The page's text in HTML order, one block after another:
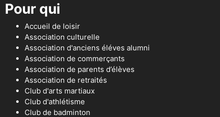
Pour qui
Accueil de loisir
Association culturelle
Association d'anciens éléves alumni
Association de commerçants
Association de parents d’élèves
Association de retraités
Club d'arts martiaux
Club d'athlétisme
Club de badminton